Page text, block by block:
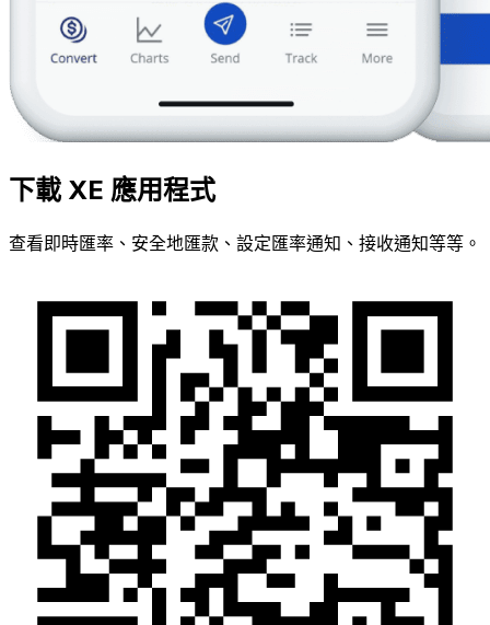
下載 XE 應用程式
查看即時匯率、安全地匯款、設定匯率通知、接收通知等等。